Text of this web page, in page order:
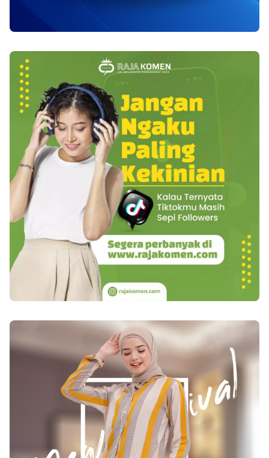
Mangosteen ialah minuman tradisional alami
yang di proses dengan tekhnologi yang paling
serta daun sirsak tiada menyingkirkan
sedikitpun kandungan alami yang ada pada
manggis serta daun sirsak. Daun sirsak pada
obat paru-paru basah mempunyai kandungan
zat antikanker yang sudah dapat dibuktikan 10
ribu kali lebih efisien dalam melawan kanker
dibanding kemoterapi dan dapat menyingkirkan
tonjolan, tumor, mioma, kista serta mengobati
luka terhitung luka diabetes serta luka pada
organ dalam tubuh. Baca juga : 5 Langkah Cepat
Dalam Merubah Tubuh Anda Menjadi Sexy
Kulit manggis pada obat paru-paru basah
mempunyai kandungan zat xanthone yang
disebut super antioksidan tinggi untuk
mengobati beragam infeksi pada organ dalam
tubuh serta mengobati beragam tipe penyakit
yang dikarenakan oleh mikroorganisme beresiko
penyakit paru paru basah, tbc, amandel,
peradangan, wasir, melakukan perbaikan
rusaknya organ dalam tubuh, dan dapat
turunkan kandungan asam urat berlebihan,
kolesterol tinggi, serta desakan darah tinggi.
Kandungan bunga rosella hitam yang ada pada
obat legionnaires bermanfaat untuk menetralisir
keasaman hingga baik untuk kesehatan lambung
serta madu murni semacam bahan pengawet
alaminya Kandungan vitamin dalam obat paru-